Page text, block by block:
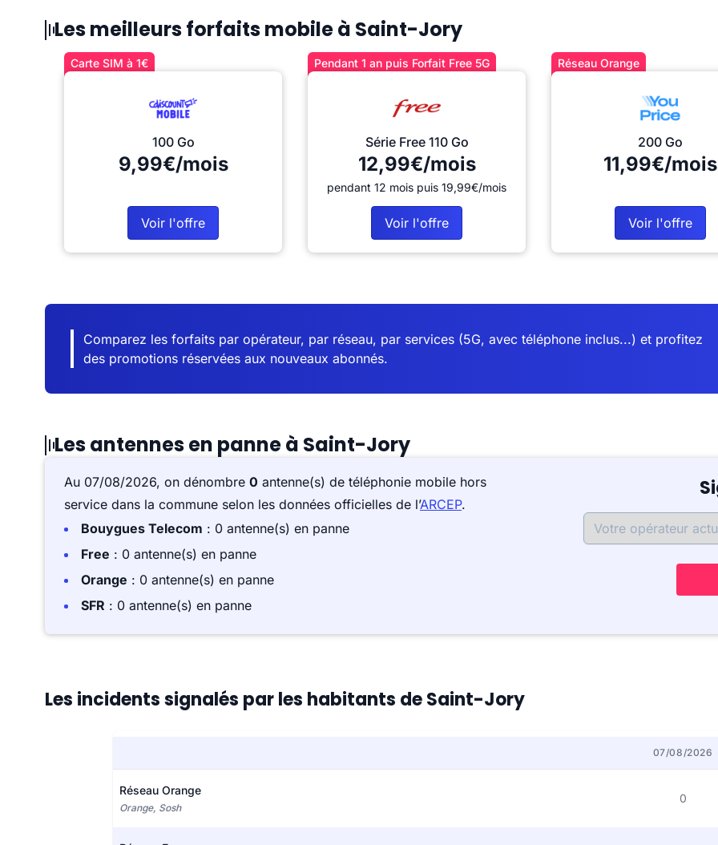
Les meilleurs forfaits mobile à Saint-Jory
Carte SIM à 1€
100 Go
9,99€/mois
Voir l'offre
Pendant 1 an puis Forfait Free 5G
Série Free 110 Go
12,99€/mois
pendant 12 mois puis 19,99€/mois
Voir l'offre
Réseau Orange
200 Go
11,99€/mois
Voir l'offre
Comparez les forfaits par opérateur, par réseau, par services (5G, avec téléphone inclus...) et profitez
des promotions réservées aux nouveaux abonnés.
Les antennes en panne à Saint-Jory
Au 07/08/2026, on dénombre 0 antenne(s) de téléphonie mobile hors
service dans la commune selon les données officielles de l’ARCEP.
Bouygues Telecom : 0 antenne(s) en panne
Free : 0 antenne(s) en panne
Orange : 0 antenne(s) en panne
SFR : 0 antenne(s) en panne
Les incidents signalés par les habitants de Saint-Jory
07/08/2026
Réseau Orange
Orange, Sosh
0